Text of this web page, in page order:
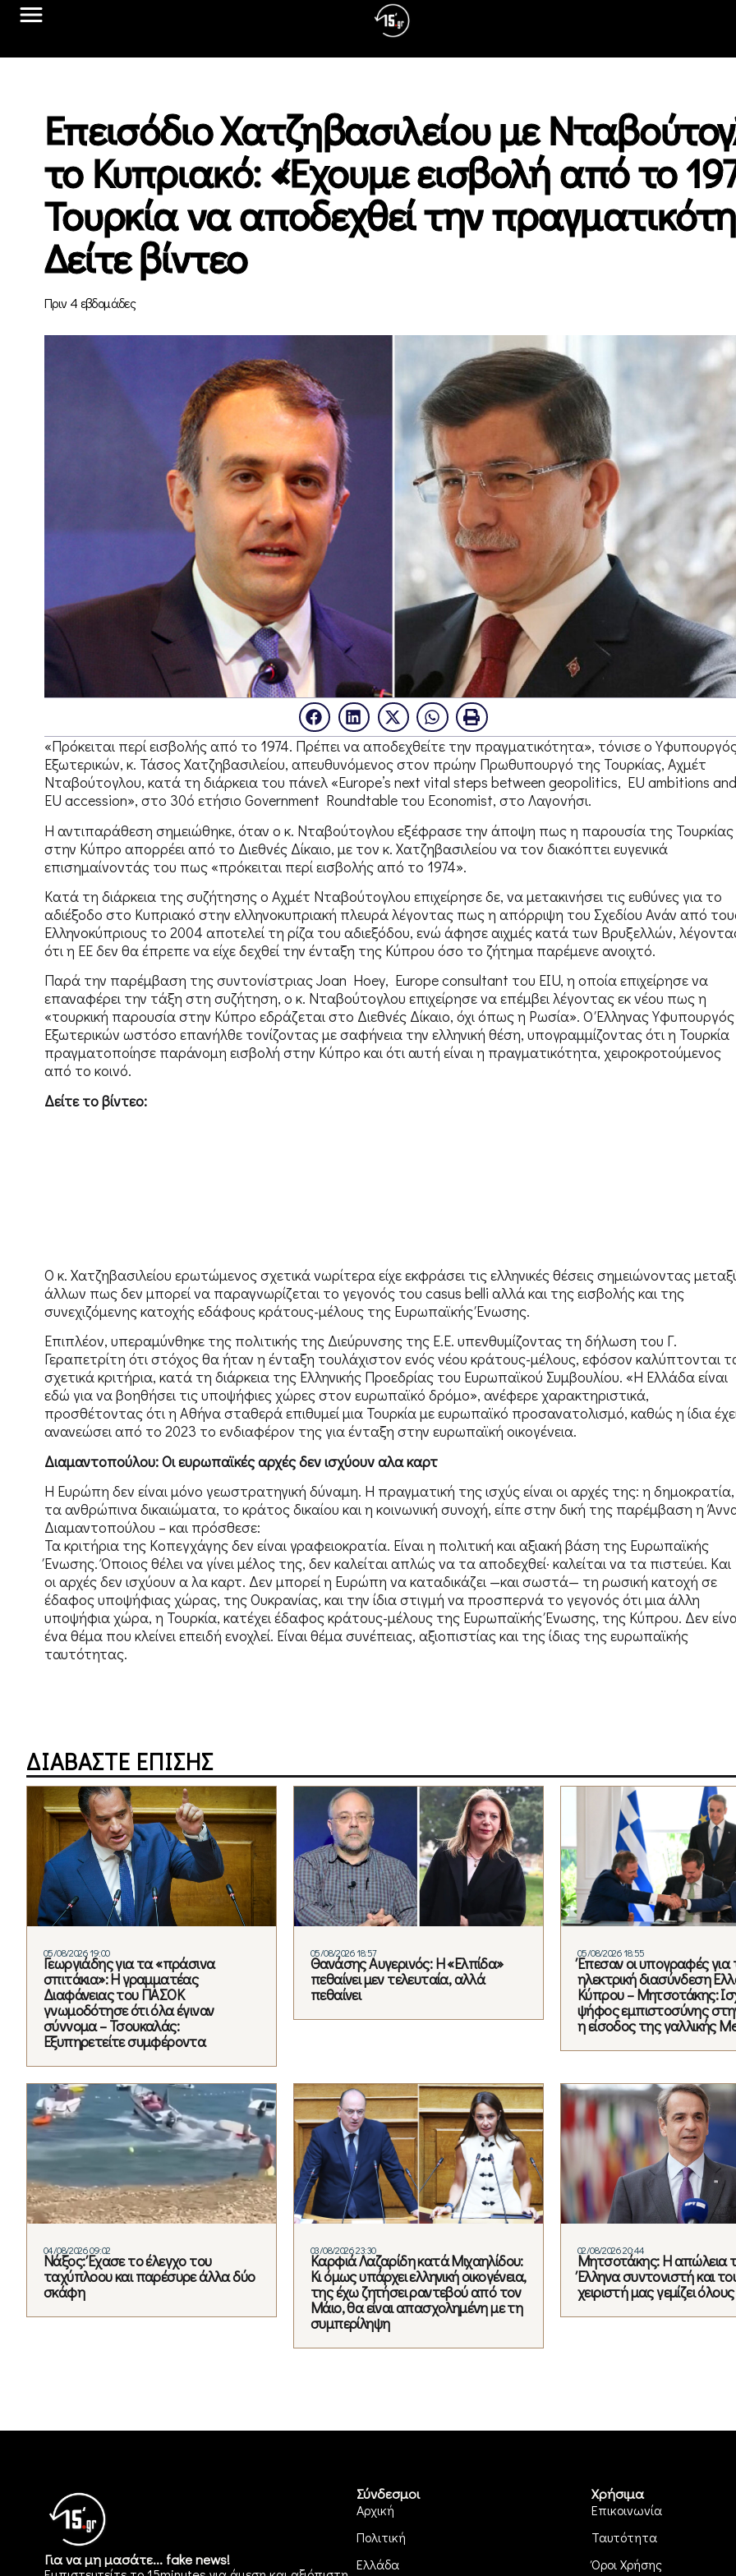
Επεισόδιο Χατζηβασιλείου με
το Κυπριακό: «Έχουμε εισβολή από το
Τουρκία να αποδεχθεί την
Δείτε βίντεο
Πριν 4 εβδομάδες
«Πρόκειται περί εισβολής από το 1974. Πρέπει να αποδεχθείτε την πραγματικότητα», τόνισε ο
Εξωτερικών, κ. Τάσος Χατζηβασιλείου, απευθυνόμενος στον πρώην Πρωθυπουργό της Τουρκίας, Αχμέτ
Νταβούτογλου, κατά τη διάρκεια του πάνελ «Europe’s next vital steps between geopolitics, EU ambitions and
EU accession», στο 30ό ετήσιο Government Roundtable του Economist, στο Λαγονήσι.
Η αντιπαράθεση σημειώθηκε, όταν ο κ. Νταβούτογλου εξέφρασε την άποψη πως η παρουσία της Τουρκίας
στην Κύπρο απορρέει από το Διεθνές Δίκαιο, με τον κ. Χατζηβασιλείου να τον διακόπτει ευγενικά
επισημαίνοντάς του πως «πρόκειται περί εισβολής από το 1974».
Κατά τη διάρκεια της συζήτησης ο Αχμέτ Νταβούτογλου επιχείρησε δε, να μετακινήσει τις ευθύνες για το
αδιέξοδο στο Κυπριακό στην ελληνοκυπριακή πλευρά λέγοντας πως η απόρριψη του Σχεδίου Ανάν από
Ελληνοκύπριους το 2004 αποτελεί τη ρίζα του αδιεξόδου, ενώ άφησε αιχμές κατά των Βρυξελλών,
ότι η ΕΕ δεν θα έπρεπε να είχε δεχθεί την ένταξη της Κύπρου όσο το ζήτημα παρέμενε ανοιχτό.
Παρά την παρέμβαση της συντονίστριας Joan Hoey, Europe consultant του EIU, η οποία επιχείρησε να
επαναφέρει την τάξη στη συζήτηση, ο κ. Νταβούτογλου επιχείρησε να επέμβει λέγοντας εκ νέου πως η
«τουρκική παρουσία στην Κύπρο εδράζεται στο Διεθνές Δίκαιο, όχι όπως η Ρωσία». Ο Έλληνας Υφυπουργός
Εξωτερικών ωστόσο επανήλθε τονίζοντας με σαφήνεια την ελληνική θέση, υπογραμμίζοντας ότι η Τουρκία
πραγματοποίησε παράνομη εισβολή στην Κύπρο και ότι αυτή είναι η πραγματικότητα, χειροκροτούμενος
από το κοινό.
Δείτε το βίντεο:
Ο κ. Χατζηβασιλείου ερωτώμενος σχετικά νωρίτερα είχε εκφράσει τις ελληνικές θέσεις σημειώνοντας
άλλων πως δεν μπορεί να παραγνωρίζεται το γεγονός του casus belli αλλά και της εισβολής και της
συνεχιζόμενης κατοχής εδάφους κράτους-μέλους της Ευρωπαϊκής Ένωσης.
Επιπλέον, υπεραμύνθηκε της πολιτικής της Διεύρυνσης της Ε.Ε. υπενθυμίζοντας τη δήλωση του Γ.
Γεραπετρίτη ότι στόχος θα ήταν η ένταξη τουλάχιστον ενός νέου κράτους-μέλους, εφόσον καλύπτονται
σχετικά κριτήρια, κατά τη διάρκεια της Ελληνικής Προεδρίας του Ευρωπαϊκού Συμβουλίου. «Η Ελλάδα είναι
εδώ για να βοηθήσει τις υποψήφιες χώρες στον ευρωπαϊκό δρόμο», ανέφερε χαρακτηριστικά,
προσθέτοντας ότι η Αθήνα σταθερά επιθυμεί μια Τουρκία με ευρωπαϊκό προσανατολισμό, καθώς η ίδια
ανανεώσει από το 2023 το ενδιαφέρον της για ένταξη στην ευρωπαϊκή οικογένεια.
Διαμαντοπούλου: Οι ευρωπαϊκές αρχές δεν ισχύουν αλα καρτ
Η Ευρώπη δεν είναι μόνο γεωστρατηγική δύναμη. Η πραγματική της ισχύς είναι οι αρχές της: η δημοκρατία,
τα ανθρώπινα δικαιώματα, το κράτος δικαίου και η κοινωνική συνοχή, είπε στην δική της παρέμβαση η
Διαμαντοπούλου – και πρόσθεσε:
Τα κριτήρια της Κοπεγχάγης δεν είναι γραφειοκρατία. Είναι η πολιτική και αξιακή βάση της Ευρωπαϊκής
Ένωσης. Όποιος θέλει να γίνει μέλος της, δεν καλείται απλώς να τα αποδεχθεί· καλείται να τα πιστεύει. Και
οι αρχές δεν ισχύουν α λα καρτ. Δεν μπορεί η Ευρώπη να καταδικάζει —και σωστά— τη ρωσική κατοχή σε
έδαφος υποψήφιας χώρας, της Ουκρανίας, και την ίδια στιγμή να προσπερνά το γεγονός ότι μια άλλη
υποψήφια χώρα, η Τουρκία, κατέχει έδαφος κράτους-μέλους της Ευρωπαϊκής Ένωσης, της Κύπρου. Δεν
ένα θέμα που κλείνει επειδή ενοχλεί. Είναι θέμα συνέπειας, αξιοπιστίας και της ίδιας της ευρωπαϊκής
ταυτότητας.
ΔΙΑΒΑΣΤΕ ΕΠΙΣΗΣ
05/08/2026 19:00
Γεωργιάδης για τα «πράσινα
σπιτάκια»: Η γραμματέας
Διαφάνειας του ΠΑΣΟΚ
γνωμοδότησε ότι όλα έγιναν
σύννομα – Τσουκαλάς:
Εξυπηρετείτε συμφέροντα
05/08/2026 18:57
Θανάσης Αυγερινός: Η «Ελπίδα»
πεθαίνει μεν τελευταία, αλλά
πεθαίνει
05/08/2026 18:55
Έπεσαν οι υπογραφές για
ηλεκτρική διασύνδεση
Κύπρου – Μητσοτάκης:
ψήφος εμπιστοσύνης
η είσοδος της γαλλικής
04/08/2026 09:02
Νάξος: Έχασε το έλεγχο του
ταχύπλοου και παρέσυρε άλλα δύο
σκάφη
03/08/2026 23:30
Καρφιά Λαζαρίδη κατά Μιχαηλίδου:
Κι όμως υπάρχει ελληνική οικογένεια,
της έχω ζητήσει ραντεβού από τον
Μάιο, θα είναι απασχολημένη με τη
συμπερίληψη
02/08/2026 20:44
Μητσοτάκης: Η απώλεια
Έλληνα συντονιστή και
χειριστή μας γεμίζει
Για να μη μασάτε... fake news!
Σύνδεσμοι
Αρχική
Πολιτική
Ελλάδα
Χρήσιμα
Επικοινωνία
Ταυτότητα
Όροι Χρήσης